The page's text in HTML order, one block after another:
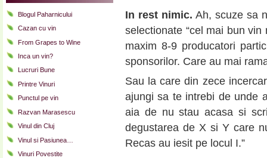
Blogul Paharnicului
Cazan cu vin
From Grapes to Wine
Inca un vin?
Lucruri Bune
Printre Vinuri
Punctul pe vin
Razvan Marasescu
Vinul din Cluj
Vinul si Pasiunea…
Vinuri Povestite
In rest nimic. Ah, scuze sa
selectionate “cel mai bun
maxim 8-9 producatori
sponsorilor. Care au mai
Sau la care din zece
ajungi sa te intrebi de unde
aia de nu stau acasa si
degustarea de X si Y care
Recas au iesit pe locul I.”